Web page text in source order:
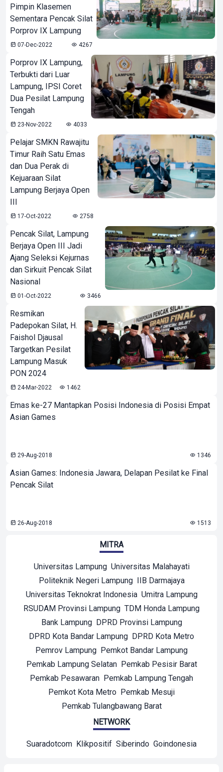
Pimpin Klasemen
Sementara Pencak Silat
Porprov IX Lampung
07-Dec-2022 4267
Porprov IX Lampung,
Terbukti dari Luar
Lampung, IPSI Coret
Dua Pesilat Lampung
Tengah
23-Nov-2022 4033
Pelajar SMKN Rawajitu
Timur Raih Satu Emas
dan Dua Perak di
Kejuaraan Silat
Lampung Berjaya Open
III
17-Oct-2022 2758
Pencak Silat, Lampung
Berjaya Open III Jadi
Ajang Seleksi Kejurnas
dan Sirkuit Pencak Silat
Nasional
01-Oct-2022 3466
Resmikan
Padepokan Silat, H.
Faishol Djausal
Targetkan Pesilat
Lampung Masuk
PON 2024
24-Mar-2022 1462
Emas ke-27 Mantapkan Posisi Indonesia di Posisi Empat
Asian Games
29-Aug-2018 1346
Asian Games: Indonesia Jawara, Delapan Pesilat ke Final
Pencak Silat
26-Aug-2018 1513
MITRA
Universitas Lampung Universitas Malahayati
Politeknik Negeri Lampung IIB Darmajaya
Universitas Teknokrat Indonesia Umitra Lampung
RSUDAM Provinsi Lampung TDM Honda Lampung
Bank Lampung DPRD Provinsi Lampung
DPRD Kota Bandar Lampung DPRD Kota Metro
Pemrov Lampung Pemkot Bandar Lampung
Pemkab Lampung Selatan Pemkab Pesisir Barat
Pemkab Pesawaran Pemkab Lampung Tengah
Pemkot Kota Metro Pemkab Mesuji
Pemkab Tulangbawang Barat
NETWORK
Suaradotcom Klikpositif Siberindo Goindonesia